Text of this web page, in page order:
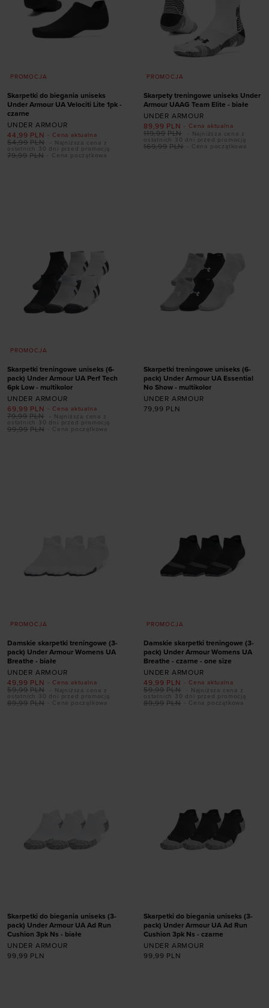
PROMOCJA
Dodaj produkt w
Skarpetki do biegania uniseks
Under Armour UA Velociti Lite 1pk -
czarne
UNDER ARMOUR
- Cena aktualna
44,99 PLN
- Cena początkowa
79,99 PLN
54,99 PLN
- Najniższa cena z
ostatnich 30 dni przed promocją
PROMOCJA
Skarpety treningowe uniseks Under
Armour UAAG Team Elite - białe
UNDER ARMOUR
- Cena aktualna
89,99 PLN
- Cena początkowa
169,99 PLN
119,99 PLN
- Najniższa cena z
ostatnich 30 dni przed promocją
PROMOCJA
Skarpetki treningowe uniseks (6-
pack) Under Armour UA Perf Tech
6pk Low - multikolor
UNDER ARMOUR
- Cena aktualna
69,99 PLN
- Cena początkowa
99,99 PLN
79,99 PLN
- Najniższa cena z
ostatnich 30 dni przed promocją
Skarpetki treningowe uniseks (6-
pack) Under Armour UA Essential
No Show - multikolor
UNDER ARMOUR
79,99 PLN
PROMOCJA
Damskie skarpetki treningowe (3-
pack) Under Armour Womens UA
Breathe - białe
UNDER ARMOUR
- Cena aktualna
49,99 PLN
- Cena początkowa
89,99 PLN
59,99 PLN
- Najniższa cena z
ostatnich 30 dni przed promocją
PROMOCJA
Damskie skarpetki treningowe (3-
pack) Under Armour Womens UA
Breathe - czarne - one size
UNDER ARMOUR
- Cena aktualna
49,99 PLN
- Cena początkowa
89,99 PLN
59,99 PLN
- Najniższa cena z
ostatnich 30 dni przed promocją
Skarpetki do biegania uniseks (3-
pack) Under Armour UA Ad Run
Cushion 3pk Ns - białe
UNDER ARMOUR
99,99 PLN
Skarpetki do biegania uniseks (3-
pack) Under Armour UA Ad Run
Cushion 3pk Ns - czarne
UNDER ARMOUR
99,99 PLN